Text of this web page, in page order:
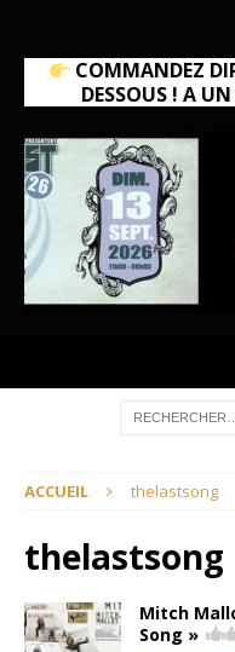
COMMANDEZ
DESSOUS ! A
ACCUEIL thelastsong
thelastsong
Mitch
Song »